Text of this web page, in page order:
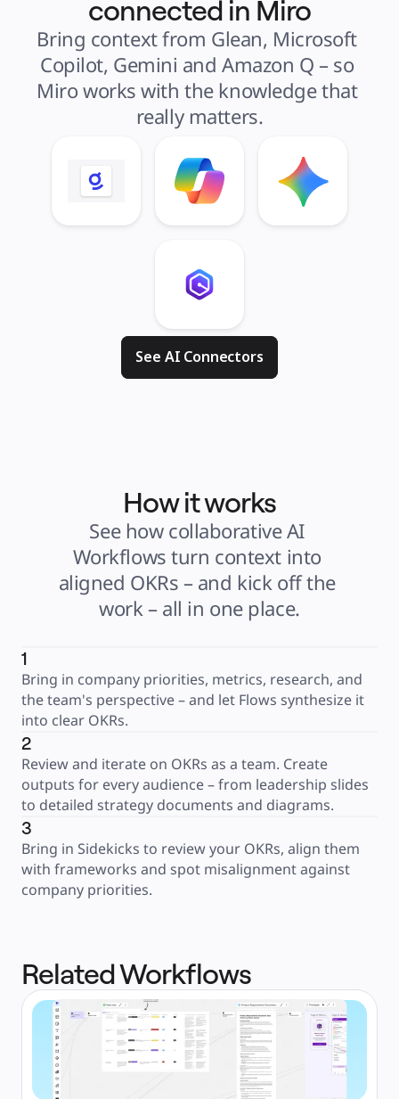
connected in Miro
Bring context from Glean, Microsoft
Copilot, Gemini and Amazon Q – so
Miro works with the knowledge that
really matters.
See AI Connectors
How it works
See how collaborative AI
Workflows turn context into
aligned OKRs – and kick off the
work – all in one place.
1
Bring in company priorities, metrics, research, and
the team's perspective – and let Flows synthesize it
into clear OKRs.
2
Review and iterate on OKRs as a team. Create
outputs for every audience – from leadership slides
to detailed strategy documents and diagrams.
3
Bring in Sidekicks to review your OKRs, align them
with frameworks and spot misalignment against
company priorities.
Related Workflows